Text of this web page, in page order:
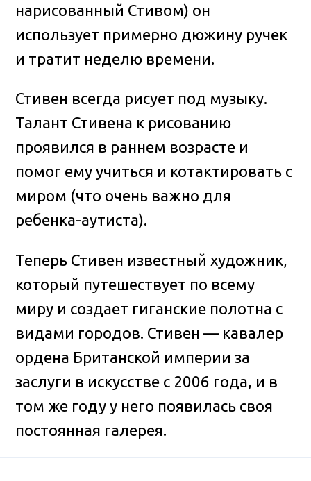
нарисованный Стивом) он
использует примерно дюжину ручек
и тратит неделю времени.
Стивен всегда рисует под музыку.
Талант Стивена к рисованию
проявился в раннем возрасте и
помог ему учиться и котактировать с
миром (что очень важно для
ребенка-аутиста).
Теперь Стивен известный художник,
который путешествует по всему
миру и создает гиганские полотна с
видами городов. Стивен — кавалер
ордена Британской империи за
заслуги в искусстве с 2006 года, и в
том же году у него появилась своя
постоянная галерея.